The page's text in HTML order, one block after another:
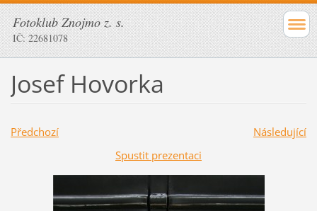
Fotoklub Znojmo z. s.
IČ: 22681078
Josef Hovorka
Předchozí
Následující
Spustit prezentaci